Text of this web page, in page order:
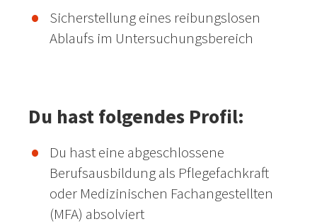
Sicherstellung eines reibungslosen
Ablaufs im Untersuchungsbereich
Du hast folgendes Profil:
Du hast eine abgeschlossene
Berufsausbildung als Pflegefachkraft
oder Medizinischen Fachangestellten
(MFA) absolviert